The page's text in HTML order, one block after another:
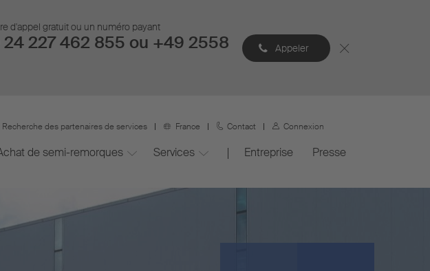
d'appel gratuit ou un numéro payant
227 462 855 ou +49 2558
Appeler
Recherche des partenaires de services France Contact Connexion
de semi-remorques Services Entreprise Presse